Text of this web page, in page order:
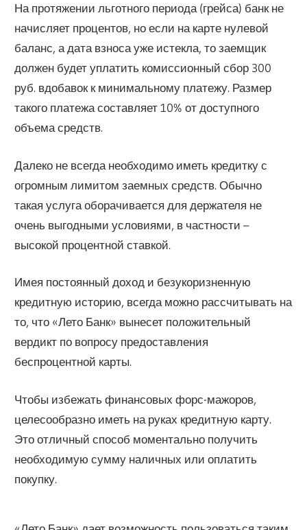
На протяжении льготного периода (грейса) банк не
начисляет процентов, но если на карте нулевой
баланс, а дата взноса уже истекла, то заемщик
должен будет уплатить комиссионный сбор 300
руб. вдобавок к минимальному платежу. Размер
такого платежа составляет 10% от доступного
объема средств.
Далеко не всегда необходимо иметь кредитку с
огромным лимитом заемных средств. Обычно
такая услуга оборачивается для держателя не
очень выгодными условиями, в частности –
высокой процентной ставкой.
Имея постоянный доход и безукоризненную
кредитную историю, всегда можно рассчитывать на
то, что «Лето Банк» вынесет положительный
вердикт по вопросу предоставления
беспроцентной карты.
Чтобы избежать финансовых форс-мажоров,
целесообразно иметь на руках кредитную карту.
Это отличный способ моментально получить
необходимую сумму наличных или оплатить
покупку.